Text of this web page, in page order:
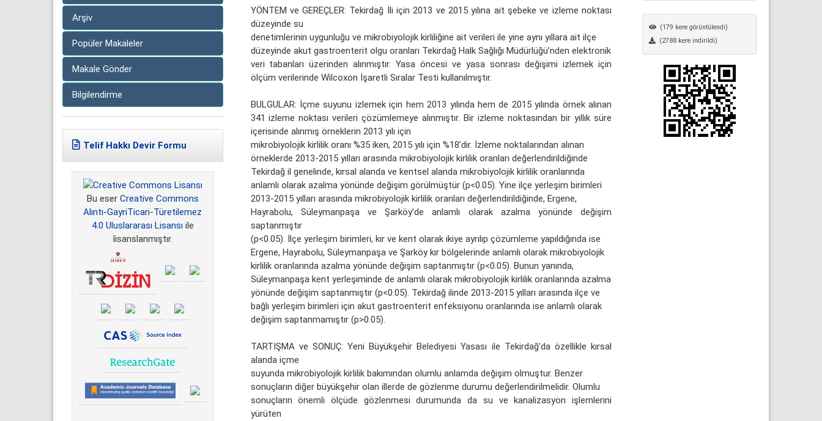
Arşiv
Popüler Makaleler
Makale Gönder
Bilgilendirme
Telif Hakkı Devir Formu
Bu eser Creative Commons
Alıntı-GayriTicari-Türetilemez
4.0 Uluslararası Lisansı ile
lisanslanmıştır.
YÖNTEM ve GEREÇLER: Tekirdağ İli için 2013 ve 2015 yılına ait şebeke ve izleme noktası
düzeyinde su
denetimlerinin uygunluğu ve mikrobiyolojik kirliliğine ait verileri ile yine aynı yıllara ait ilçe
düzeyinde akut gastroenterit olgu oranları Tekirdağ Halk Sağlığı Müdürlüğü’nden elektronik
veri tabanları üzerinden alınmıştır. Yasa öncesi ve yasa sonrası değişimi izlemek için
ölçüm verilerinde Wilcoxon İşaretli Sıralar Testi kullanılmıştır.
BULGULAR: İçme suyunu izlemek için hem 2013 yılında hem de 2015 yılında örnek alınan
341 izleme noktası verileri çözümlemeye alınmıştır. Bir izleme noktasından bir yıllık süre
içerisinde alınmış örneklerin 2013 yılı için
mikrobiyolojik kirlilik oranı %35 iken, 2015 yılı için %18’dir. İzleme noktalarından alınan
örneklerde 2013-2015 yılları arasında mikrobiyolojik kirlilik oranları değerlendirildiğinde
Tekirdağ il genelinde, kırsal alanda ve kentsel alanda mikrobiyolojik kirlilik oranlarında
anlamlı olarak azalma yönünde değişim görülmüştür (p<0.05). Yine ilçe yerleşim birimleri
2013-2015 yılları arasında mikrobiyolojik kirlilik oranları değerlendirildiğinde, Ergene,
Hayrabolu, Süleymanpaşa ve Şarköy’de anlamlı olarak azalma yönünde değişim
saptanmıştır
(p<0.05). İlçe yerleşim birimleri, kır ve kent olarak ikiye ayrılıp çözümleme yapıldığında ise
Ergene, Hayrabolu, Süleymanpaşa ve Şarköy kır bölgelerinde anlamlı olarak mikrobiyolojik
kirlilik oranlarında azalma yönünde değişim saptanmıştır (p<0.05). Bunun yanında,
Süleymanpaşa kent yerleşiminde de anlamlı olarak mikrobiyolojik kirlilik oranlarında azalma
yönünde değişim saptanmıştır (p<0.05). Tekirdağ ilinde 2013-2015 yılları arasında ilçe ve
bağlı yerleşim birimleri için akut gastroenterit enfeksiyonu oranlarında ise anlamlı olarak
değişim saptanmamıştır (p>0.05).
TARTIŞMA ve SONUÇ: Yeni Büyükşehir Belediyesi Yasası ile Tekirdağ’da özellikle kırsal
alanda içme
suyunda mikrobiyolojik kirlilik bakımından olumlu anlamda değişim olmuştur. Benzer
sonuçların diğer büyükşehir olan illerde de gözlenme durumu değerlendirilmelidir. Olumlu
sonuçların önemli ölçüde gözlenmesi durumunda da su ve kanalizasyon işlemlerini
yürüten
(179 kere görüntülendi)
(2788 kere indirildi)